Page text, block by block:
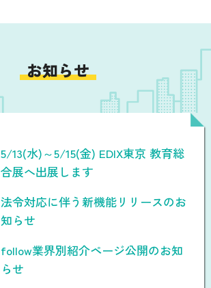
お知らせ
5/13(水)～5/15(金) EDIX東京 教育総
合展へ出展します
法令対応に伴う新機能リリースのお
知らせ
follow業界別紹介ページ公開のお知
らせ